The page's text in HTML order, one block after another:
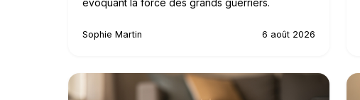
évoquant la force des grands guerriers.
Sophie Martin 6 août 2026